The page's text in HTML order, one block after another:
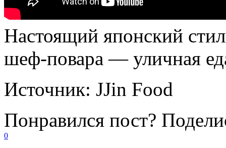
Настоящий японский
шеф-повара — уличная
Источник: JJin Food
Понравился пост?
0